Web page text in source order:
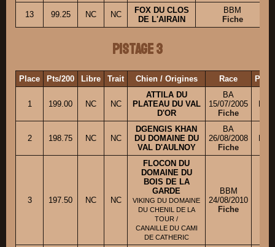
13 99.25 NC NC
FOX DU CLOS
DE L'AIRAIN
BBM
Fiche
Pistage 3
Place Pts/200 Libre Trait Chien / Origines Race
1 199.00 NC NC
ATTILA DU
PLATEAU DU VAL
D'OR
BA
15/07/2005
Fiche
M.
2 198.75 NC NC
DGENGIS KHAN
DU DOMAINE DU
VAL D'AULNOY
BA
26/08/2008
Fiche
M.
3 197.50 NC NC
FLOCON DU
DOMAINE DU
BOIS DE LA
GARDE
VIKING DU DOMAINE
DU CHENIL DE LA
TOUR /
CANAILLE DU CAMI
DE CATHERIC
BBM
24/08/2010
Fiche